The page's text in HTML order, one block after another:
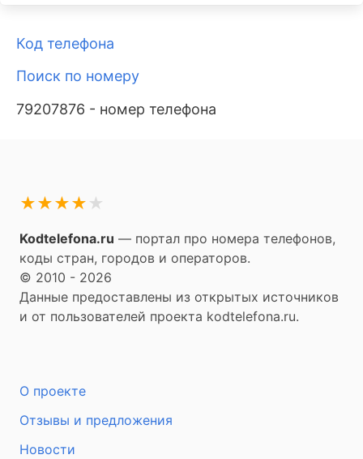
Код телефона
Поиск по номеру
79207876 - номер телефона
★
★
★
★
★
Kodtelefona.ru — портал про номера телефонов,
коды стран, городов и операторов.
© 2010 - 2026
Данные предоставлены из открытых источников
и от пользователей проекта kodtelefona.ru.
О проекте
Отзывы и предложения
Новости